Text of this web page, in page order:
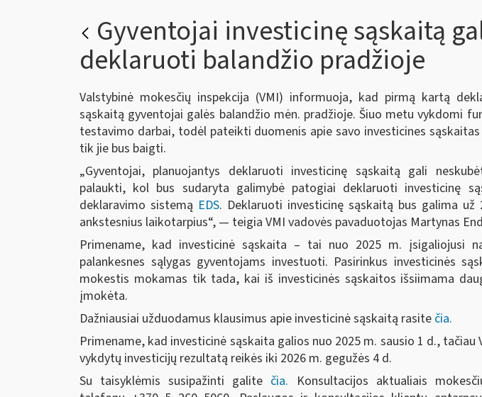
Gyventojai investicinę sąskaitą
deklaruoti balandžio pradžioje
Valstybinė mokesčių inspekcija (VMI) informuoja, kad pirmą kartą
sąskaitą gyventojai galės balandžio mėn. pradžioje. Šiuo metu vykdomi
testavimo darbai, todėl pateikti duomenis apie savo investicines
tik jie bus baigti.
„Gyventojai, planuojantys deklaruoti investicinę sąskaitą gali
palaukti, kol bus sudaryta galimybė patogiai deklaruoti investicinę
deklaravimo sistemą EDS. Deklaruoti investicinę sąskaitą bus galima
ankstesnius laikotarpius“, — teigia VMI vadovės pavaduotojas Martynas
Primename, kad investicinė sąskaita – tai nuo 2025 m. įsigaliojusi
palankesnes sąlygas gyventojams investuoti. Pasirinkus investicinės
mokestis mokamas tik tada, kai iš investicinės sąskaitos išsiimama
įmokėta.
Dažniausiai užduodamus klausimus apie investicinė sąskaitą rasite čia.
Primename, kad investicinė sąskaita galios nuo 2025 m. sausio 1 d.,
vykdytų investicijų rezultatą reikės iki 2026 m. gegužės 4 d.
Su taisyklėmis susipažinti galite čia. Konsultacijos aktualiais